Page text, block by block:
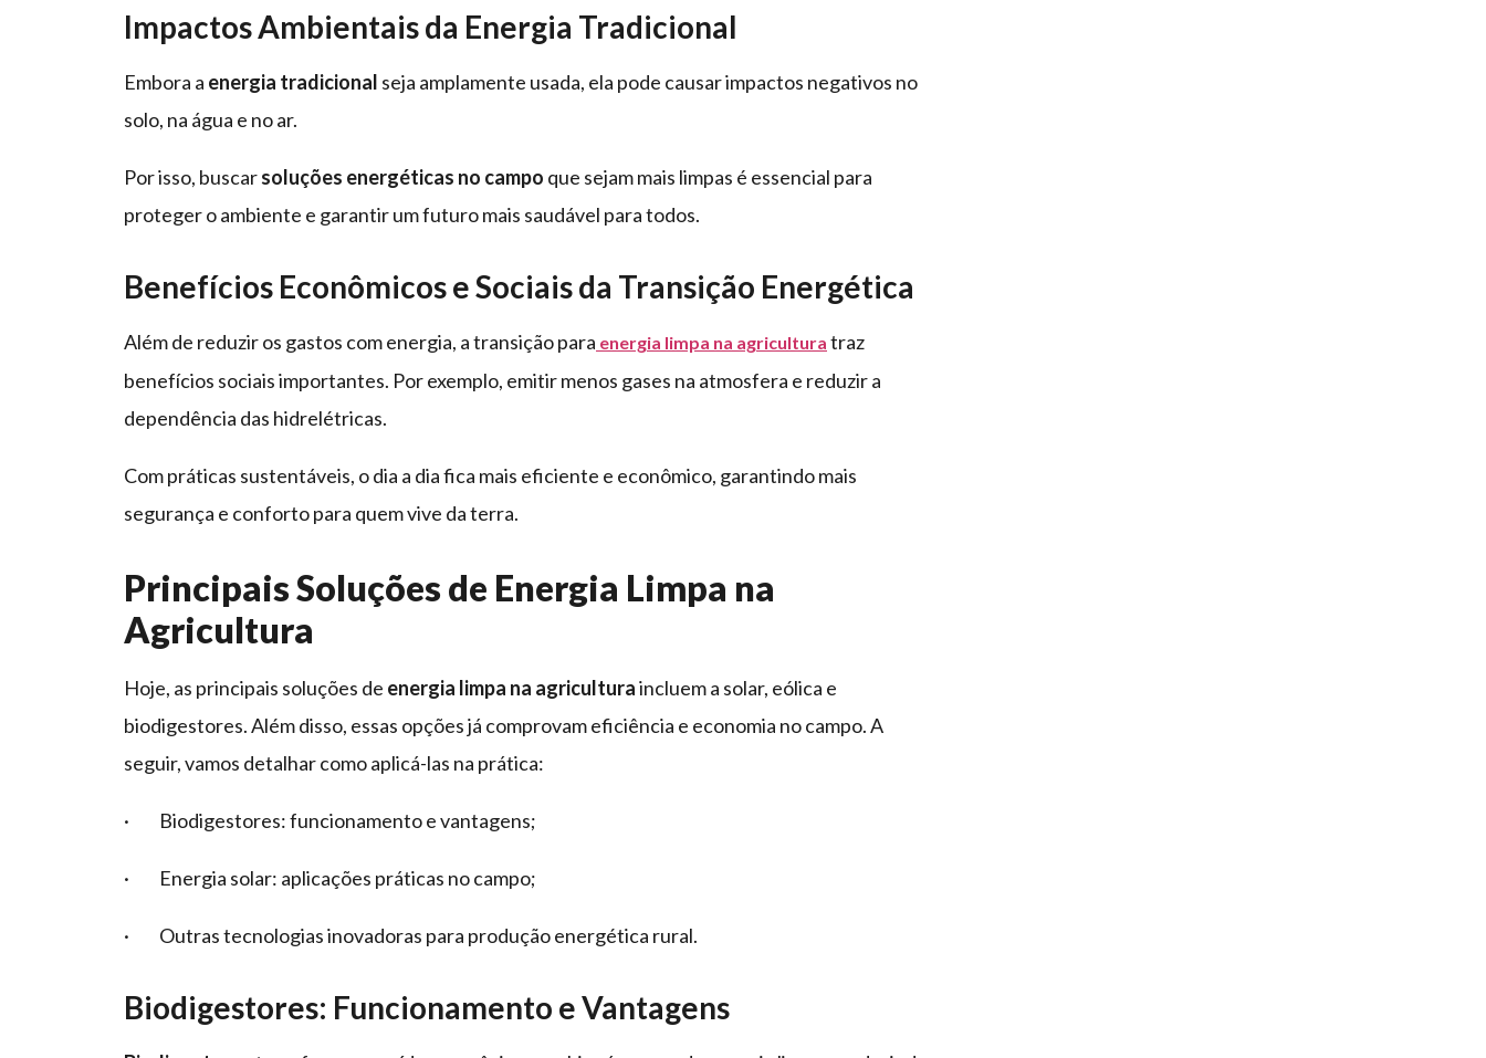
Impactos Ambientais da Energia Tradicional
Embora a energia tradicional seja amplamente usada, ela pode causar impactos negativos no
solo, na água e no ar.
Por isso, buscarsoluções energéticas no campo que sejam mais limpas é essencial para
proteger o ambiente e garantir um futuro mais saudável para todos.
Benefícios Econômicos e Sociais da Transição Energética
Além de reduzir os gastos com energia, a transição para energia limpa na agricultura traz
benefícios sociais importantes. Por exemplo, emitir menos gases na atmosfera e reduzir a
dependência das hidrelétricas.
Com práticas sustentáveis, o dia a dia fica mais eficiente e econômico, garantindo mais
segurança e conforto para quem vive da terra.
Principais Soluções de Energia Limpa na
Agricultura
Hoje, as principais soluções de energia limpa na agriculturaincluem a solar, eólica e
biodigestores. Além disso, essas opções já comprovam eficiência e economia no campo. A
seguir, vamos detalhar como aplicá-las na prática:
· Biodigestores: funcionamento e vantagens;
· Energia solar: aplicações práticas no campo;
· Outras tecnologias inovadoras para produção energética rural.
Biodigestores: Funcionamento e Vantagens